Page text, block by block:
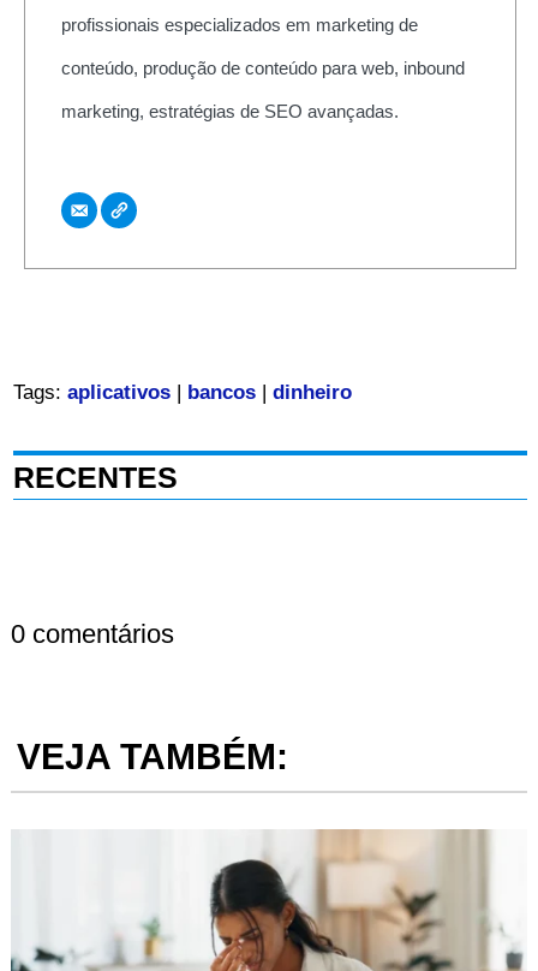
profissionais especializados em marketing de
conteúdo, produção de conteúdo para web, inbound
marketing, estratégias de SEO avançadas.
Tags: aplicativos| bancos| dinheiro
RECENTES
0 comentários
VEJA TAMBÉM: